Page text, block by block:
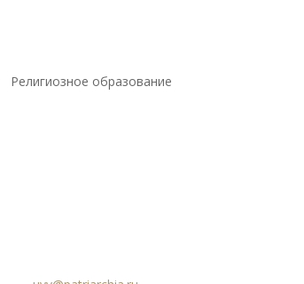
Религиозное образование